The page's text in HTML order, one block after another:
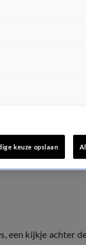
een kijkje achter
keuze opslaan